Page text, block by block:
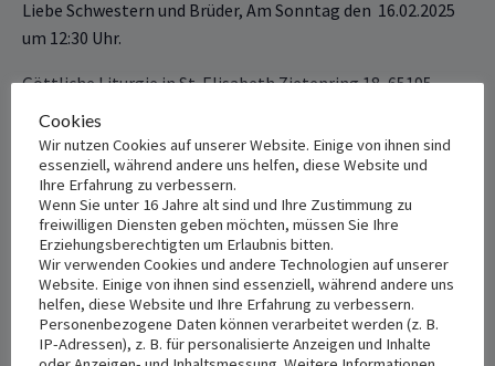
um 12:30 Uhr.
‎Göttliche Liturgie ‎in‏ ‏St. Elisabeth Zietenring 18, 65195
+ Add to Google Calendar + Add to iCalendar
DETAILS
Date:
Februar 16, 2025
VENUE
St. Elisabeth
Zietenring 18, 65195
Wiesbaden
Cookies
Wir nutzen Cookies auf unserer Website. Einige von ihnen sind
essenziell, während andere uns helfen, diese Website und
Ihre Erfahrung zu verbessern.
Wenn Sie unter 16 Jahre alt sind und Ihre Zustimmung zu
freiwilligen Diensten geben möchten, müssen Sie Ihre
Erziehungsberechtigten um Erlaubnis bitten.
Wir verwenden Cookies und andere Technologien auf unserer
Website. Einige von ihnen sind essenziell, während andere uns
helfen, diese Website und Ihre Erfahrung zu verbessern.
Personenbezogene Daten können verarbeitet werden (z. B.
IP-Adressen), z. B. für personalisierte Anzeigen und Inhalte